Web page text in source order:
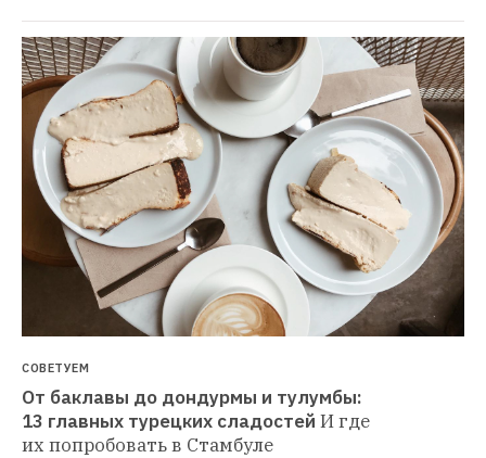
СОВЕТУЕМ
От баклавы до дондурмы и тулумбы:
13 главных турецких сладостей И где
их попробовать в Стамбуле